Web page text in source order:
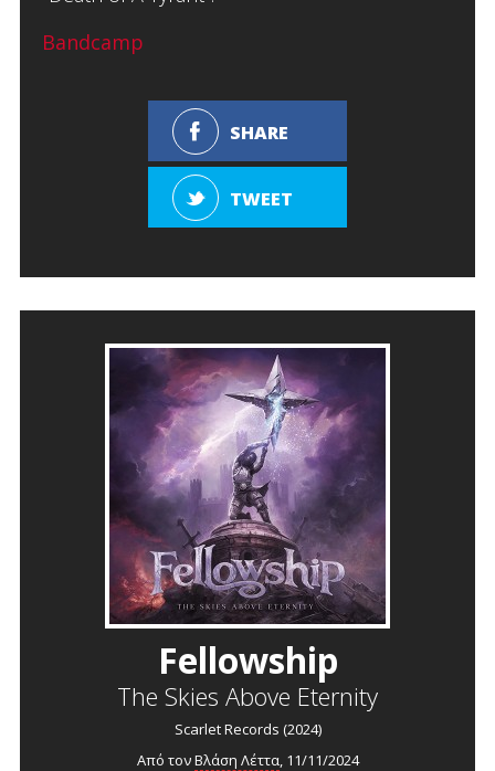
Bandcamp
SHARE
TWEET
Fellowship
The Skies Above Eternity
Scarlet Records (2024)
Από τονΒλάση Λέττα, 11/11/2024